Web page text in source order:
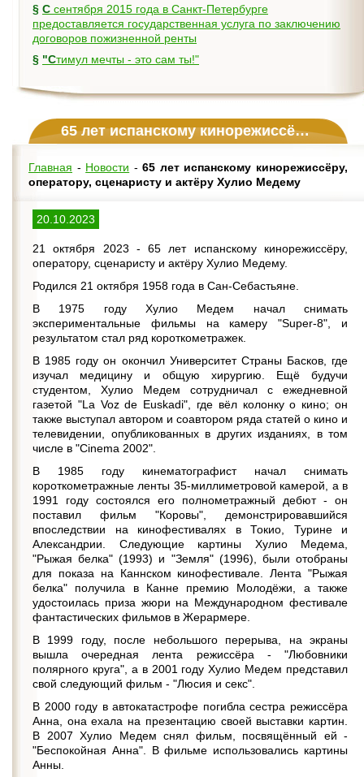
§ С сентября 2015 года в Санкт-Петербурге
предоставляется государственная услуга по заключению
договоров пожизненной ренты
§
"Стимул мечты - это сам ты!"
65 лет испанскому кинорежиссёру, оператору, сценаристу и актёру Хулио Медему
Главная - Новости -65 лет испанскому кинорежиссёру,
оператору, сценаристу и актёру Хулио Медему
20.10.2023
21 октября 2023 - 65 лет испанскому кинорежиссёру,
оператору, сценаристу и актёру Хулио Медему.
Родился 21 октября 1958 года в Сан-Себастьяне.
В 1975 году Хулио Медем начал снимать
экспериментальные фильмы на камеру "Super-8", и
результатом стал ряд короткометражек.
В 1985 году он окончил Университет Страны Басков, где
изучал медицину и общую хирургию. Ещё будучи
студентом, Хулио Медем сотрудничал с ежедневной
газетой "La Voz de Euskadi", где вёл колонку о кино; он
также выступал автором и соавтором ряда статей о кино и
телевидении, опубликованных в других изданиях, в том
числе в "Cinema 2002".
В 1985 году кинематографист начал снимать
короткометражные ленты 35-миллиметровой камерой, а в
1991 году состоялся его полнометражный дебют - он
поставил фильм "Коровы", демонстрировавшийся
впоследствии на кинофестивалях в Токио, Турине и
Александрии. Следующие картины Хулио Медема,
"Рыжая белка" (1993) и "Земля" (1996), были отобраны
для показа на Каннском кинофестивале. Лента "Рыжая
белка" получила в Канне премию Молодёжи, а также
удостоилась приза жюри на Международном фестивале
фантастических фильмов в Жерармере.
В 1999 году, после небольшого перерыва, на экраны
вышла очередная лента режиссёра - "Любовники
полярного круга", а в 2001 году Хулио Медем представил
свой следующий фильм - "Люсия и секс".
В 2000 году в автокатастрофе погибла сестра режиссёра
Анна, она ехала на презентацию своей выставки картин.
В 2007 Хулио Медем снял фильм, посвящённый ей -
"Беспокойная Анна". В фильме использовались картины
Анны.